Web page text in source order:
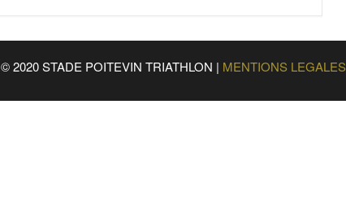
© 2020 STADE POITEVIN TRIATHLON | MENTIONS LEGALES